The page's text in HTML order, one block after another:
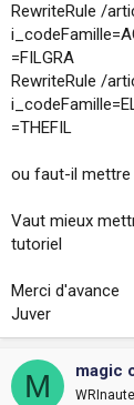
RewriteRule /
=FILGRA
RewriteRule /
=THEFIL
ou faut-il mettre
Vaut mieux
tutoriel
Merci d'avance
Juver
M magic